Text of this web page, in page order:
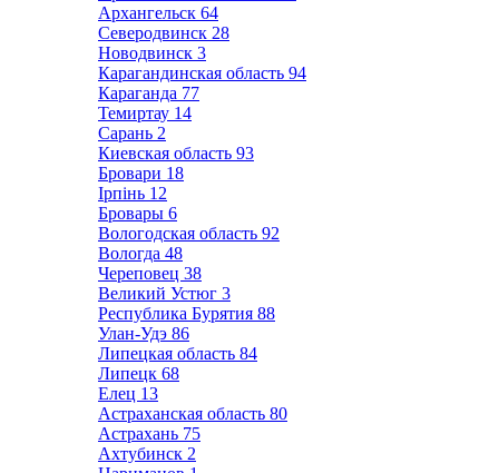
Архангельск 64
Северодвинск 28
Новодвинск 3
Карагандинская область 94
Караганда 77
Темиртау 14
Сарань 2
Киевская область 93
Бровари 18
Ірпінь 12
Бровары 6
Вологодская область 92
Вологда 48
Череповец 38
Великий Устюг 3
Республика Бурятия 88
Улан-Удэ 86
Липецкая область 84
Липецк 68
Елец 13
Астраханская область 80
Астрахань 75
Ахтубинск 2